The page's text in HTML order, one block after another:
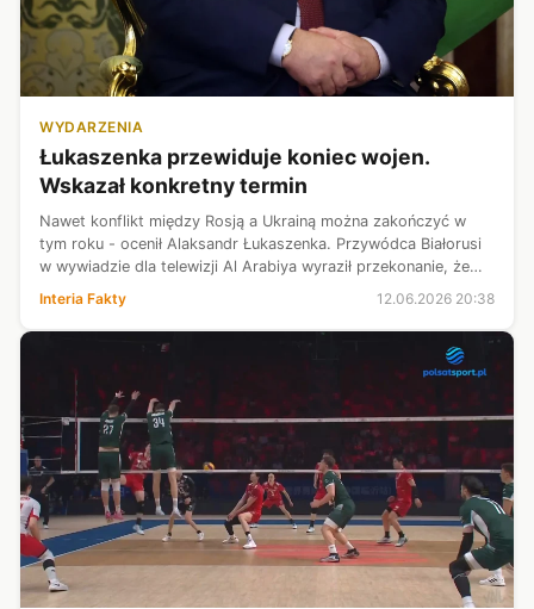
WYDARZENIA
Łukaszenka przewiduje koniec wojen.
Wskazał konkretny termin
Nawet konflikt między Rosją a Ukrainą można zakończyć w
tym roku - ocenił Alaksandr Łukaszenka. Przywódca Białorusi
w wywiadzie dla telewizji Al Arabiya wyraził przekonanie, że
dobiegną ko...
Interia Fakty 12.06.2026 20:38